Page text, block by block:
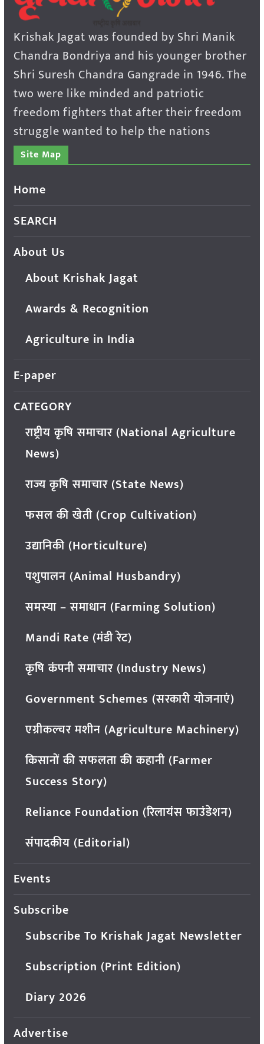
Krishak Jagat was founded by Shri Manik
Chandra Bondriya and his younger brother
Shri Suresh Chandra Gangrade in 1946. The
two were like minded and patriotic
freedom fighters that after their freedom
struggle wanted to help the nations
Site Map
Home
SEARCH
About Us
About Krishak Jagat
Awards & Recognition
Agriculture in India
E-paper
CATEGORY
राष्ट्रीय कृषि समाचार (National Agriculture
News)
राज्य कृषि समाचार (State News)
फसल की खेती (Crop Cultivation)
उद्यानिकी (Horticulture)
पशुपालन (Animal Husbandry)
समस्या – समाधान (Farming Solution)
Mandi Rate (मंडी रेट)
कृषि कंपनी समाचार (Industry News)
Government Schemes (सरकारी योजनाएं)
एग्रीकल्चर मशीन (Agriculture Machinery)
किसानों की सफलता की कहानी (Farmer
Success Story)
Reliance Foundation (रिलायंस फाउंडेशन)
संपादकीय (Editorial)
Events
Subscribe
Subscribe To Krishak Jagat Newsletter
Subscription (Print Edition)
Diary 2026
Advertise